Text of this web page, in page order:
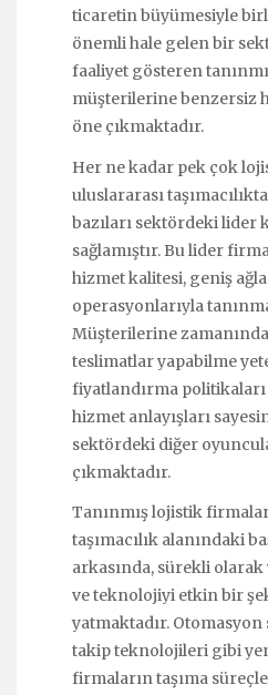
ticaretin büyümesiyle
önemli hale gelen bir
faaliyet gösteren
müşterilerine benzersiz
öne çıkmaktadır.
Her ne kadar pek çok
uluslararası
bazıları sektördeki lider
sağlamıştır. Bu lider
hizmet kalitesi, geniş
operasyonlarıyla
Müşterilerine
teslimatlar yapabilme
fiyatlandırma
hizmet anlayışları
sektördeki diğer
çıkmaktadır.
Tanınmış lojistik
taşımacılık alanındaki
arkasında, sürekli olarak
ve teknolojiyi etkin bir
yatmaktadır.
takip teknolojileri gibi
firmaların taşıma